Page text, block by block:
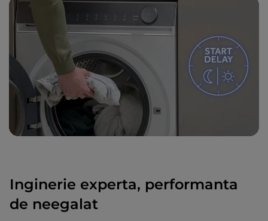
Inginerie experta, performanta
de neegalat